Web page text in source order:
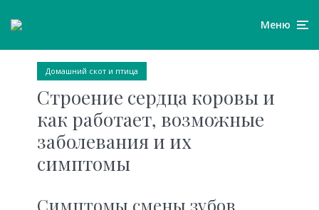
Меню
Домашний скот и птица
Строение сердца коровы и
как работает, возможные
заболевания и их
симптомы
Симптомы смены зубов